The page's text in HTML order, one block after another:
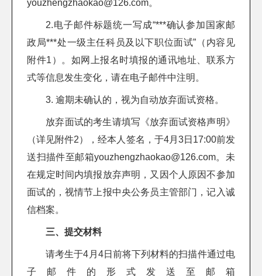
youzhengzhaokao@126.com。
2.电子邮件标题统一写成“***确认参加国家邮
政局***处一级主任科员及以下职位面试”（内容见
附件1）。如网上报名时填报的通讯地址、联系方
式等信息发生变化，请在电子邮件中注明。
3. 逾期未确认的，视为自动放弃面试资格。
放弃面试的考生请填写《放弃面试资格声明》
（详见附件2），经本人签名，于4月3日17:00前发
送扫描件至邮箱youzhengzhaokao@126.com。未
在规定时间内填报放弃声明，又因个人原因不参加
面试的，视情节上报中央公务员主管部门，记入诚
信档案。
三、提交材料
请考生于4月4日前将下列材料的扫描件通过电
子邮件的形式发送至邮箱